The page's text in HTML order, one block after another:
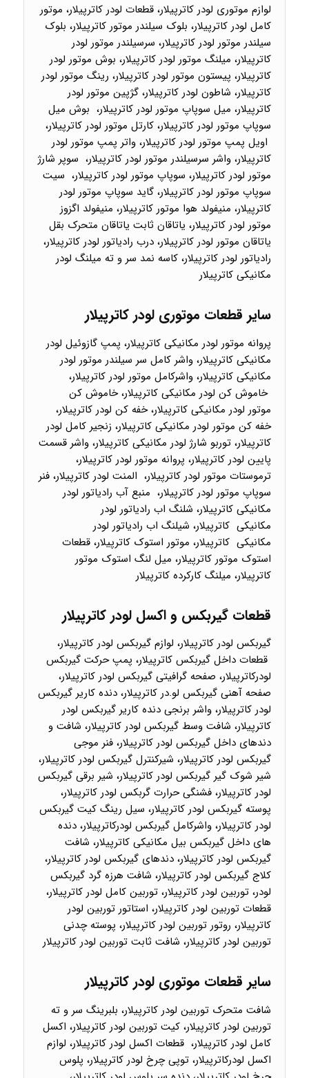
لوازم موتوری لودر کاترپیلار، قطعات لودر کاترپیلار، موتور
کامل لودر کاترپیلار، بلوک سیلندر موتور کاترپیلار، بلوک
سیلندر موتور لودر کاترپیلار، سرسیلندر موتور لودر
کاترپیلار، میلنگ موتور لودر کاترپیلار، بوش موتور لودر
کاترپیلار، پیستون موتور لودر کاترپیلار، رینگ موتور لودر
کاترپیلار، شاطون لودر کاترپیلار، گژپین موتور لودر
کاترپیلار، میل سوپاپ موتور لودر کاترپیلار، بوش میل
سوپاپ موتور لودر کاترپیلار، کارتل موتور لودر کاترپیلار،
اویل پمپ موتور لودر کاترپیلار، واتر پمپ موتور لودر
کاترپیلار، واشر سرسیلندر موتور لودر کاترپیلار، سوپر شارژ
موتور لودر کاترپیلار، سوپاپ موتور لودر کاترپیلار، سیت
سوپاپ موتور لودر کاترپیلار، گاید سوپاپ موتور لودر
کاترپیلار، منیفولد هوا موتور کاترپیلار، منیفولد اگزوز
موتور لودر کاترپیلار، یاتاقان ثابت یاتاقان متحرک بقل
یاتاقان موتور لودر کاترپیلار، درب رادیاتور لودر کاترپیلار،
رادیاتور لودر کاترپیلار، کاسه نمد سر و ته میلنگ لودر
مکانیکی کاترپیلار
سایر قطعات موتوری لودر کاترپیلار
پروانه موتور لودر مکانیکی کاترپیلار، پمپ گازوئیل لودر
مکانیکی کاترپیلار، واشر کامل سر سیلندر موتور لودر
مکانیکی کاترپیلار، واشرکامل موتور لودر کاترپیلار،
خاموش کن لودر مکانیکی کاترپیلار، خاموش کن
موتور لودر مکانیکی کاترپیلار، خفه کن لودر کاترپیلار،
خفه کن موتور لودر مکانیکی کاترپیلار، زنجیر کامل لودر
کاترپیلار، توربو شارژ لودر مکانیکی کاترپیلار، واشر قسمت
پایین لودر کاترپیلار، پروانه موتور لودر کاترپیلار،
ترموستات موتور لودر کاترپیلار، المنت لودر کاترپیلار، فنر
سوپاپ موتور لودر کاترپیلار، منبع آب رادیاتور لودر
مکانیکی کاترپیلار، شلنگ اب رادیاتور لودر
مکانیکی کاترپیلار، شیلنگ اب رادیاتور لودر
مکانیکی کاترپیلار، موتور استوک کاترپیلار، قطعات
استوک موتور کاترپیلار، میل لنگ استوک موتور
کاترپیلار، میلنگ کارکرده کاترپیلار
قطعات گیربکس و اکسل لودر کاترپیلار
گیربکس لودر کاترپیلار، لوازم گیربکس لودر کاترپیلار،
قطعات داخل گیربکس کاترپیلار، پمپ حرکت گیربکس
لودرکاترپیلار، صفحه گرافیتی گیربکس لودر کاترپیلار،
صفحه آهنی گیربکس لو.در کاترپیلار، دنده کاریر گیربکس
لودر کاترپیلار، واشر برنجی دنده کاریر گیربکس لودر
کاترپیلار، شافت وسط گیربکس لودر کاترپیلار، شافت و
دندهای داخل گیربکس لودر کاترپیلار، فنر موجی
گیربکس لودر کاترپیلار، شیرکنترل گیربکس لودر کاترپیلار،
شیر شوک گیر گیربکس لودر کاترپیلار، شیر برقی گیربکس
لودر کاترپیلار، فشنگی حرارت گربکس لودر کاترپیلار،
پوسته گیربکس لودر کاترپیلار، سیل رینگ کیت گیربکس
لودر کاترپیلار، واشرکامل گیربکس لودرکاترپیلار، دنده
های داخل گیربکس بیل مکانیکی کاترپیلار، شافت
گیربکس لودر کاترپیلار، دندهای گیربکس لودر کاترپیلار،
کلاج گیربکس لودر کاترپیلار، شافت هرزه گرد گیربکس
لودر، توربین لودر کاترپیلار، توربین کامل لودر کاترپیلار،
قطعات توربین لودر کاترپیلار، استاتور توربین لودر
کاترپیلار، روتور توربین لودر کاترپیلار، پوسته چدنی
توربین لودر کاترپیلار، شافت ثابت توربین لودر کاترپیلار
سایر قطعات موتوری لودر کاترپیلار
شافت متحرک توربین لودر کاترپیلار، بلبرینگ سر و ته
توربین لودر کاترپیلار، کیت توربین لودر کاترپیلار، اکسل
کامل لودر کاترپیلار، قطعات اکسل لودر کاترپیلار، لوازم
اکسل لودرکاترپیلار، توپی چرخ لودر کاترپیلار، پلوس